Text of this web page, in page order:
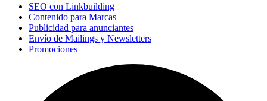
SEO con Linkbuilding
Contenido para Marcas
Publicidad para anunciantes
Envío de Mailings y Newsletters
Promociones